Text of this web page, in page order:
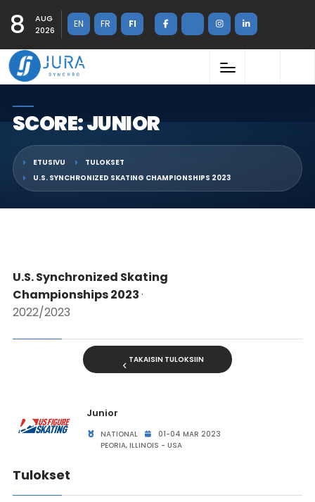
8
AUG
2026
EN FR FI
SCORE: JUNIOR
ETUSIVU
TULOKSET
U.S. SYNCHRONIZED SKATING CHAMPIONSHIPS 2023
U.S. Synchronized Skating
Championships 2023·
2022/2023
TAKAISIN TULOKSIIN
Junior
NATIONAL
01-04 MAR 2023
PEORIA, ILLINOIS - USA
Tulokset